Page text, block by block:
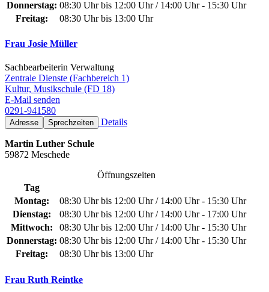
Donnerstag: 08:30 Uhr bis 12:00 Uhr / 14:00 Uhr - 15:30 Uhr
Freitag:
08:30 Uhr bis 13:00 Uhr
Frau Josie Müller
Sachbearbeiterin Verwaltung
Zentrale Dienste (Fachbereich 1)
Kultur, Musikschule (FD 18)
E-Mail senden
0291-941580
Adresse Sprechzeiten Details
Martin Luther Schule
59872 Meschede
Öffnungszeiten
Tag
Montag:
08:30 Uhr bis 12:00 Uhr / 14:00 Uhr - 15:30 Uhr
Dienstag:
08:30 Uhr bis 12:00 Uhr / 14:00 Uhr - 17:00 Uhr
Mittwoch:
08:30 Uhr bis 12:00 Uhr / 14:00 Uhr - 15:30 Uhr
Donnerstag: 08:30 Uhr bis 12:00 Uhr / 14:00 Uhr - 15:30 Uhr
Freitag:
08:30 Uhr bis 13:00 Uhr
Frau Ruth Reintke